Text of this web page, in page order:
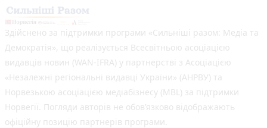
Здійснено за підтримки програми «Сильніші разом: Медіа та
Демократія», що реалізується Всесвітньою асоціацією
видавців новин (WAN-IFRA) у партнерстві з Асоціацією
«Незалежні регіональні видавці України» (АНРВУ) та
Норвезькою асоціацією медіабізнесу (MBL) за підтримки
Норвегії. Погляди авторів не обов’язково відображають
офіційну позицію партнерів програми.